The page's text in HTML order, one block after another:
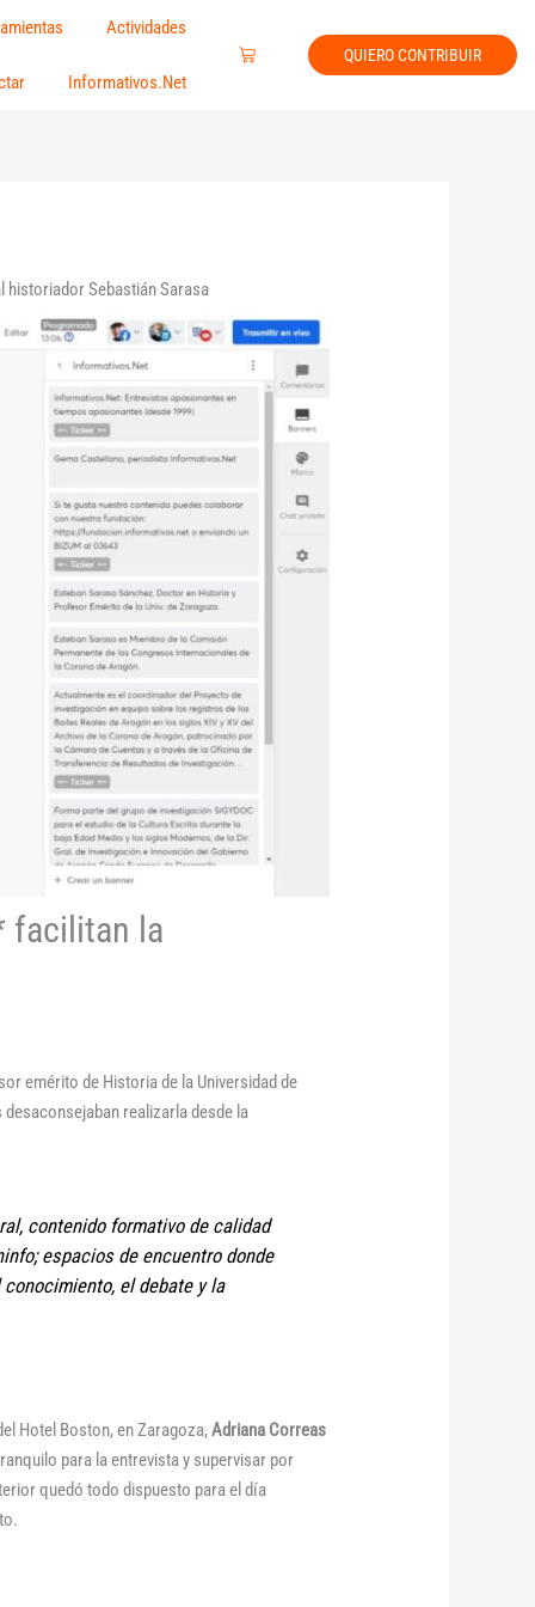
Actividades
Informativos.Net
Carrito QUIERO CONTRIBUIR
historiador Sebastián Sarasa
facilitan la
emérito de Historia de la Universidad de
realizarla desde la
contenido formativo de calidad
espacios de encuentro donde
el debate y la
Hotel Boston, en Zaragoza,Adriana Correas
para la entrevista y supervisar por
quedó todo dispuesto para el día